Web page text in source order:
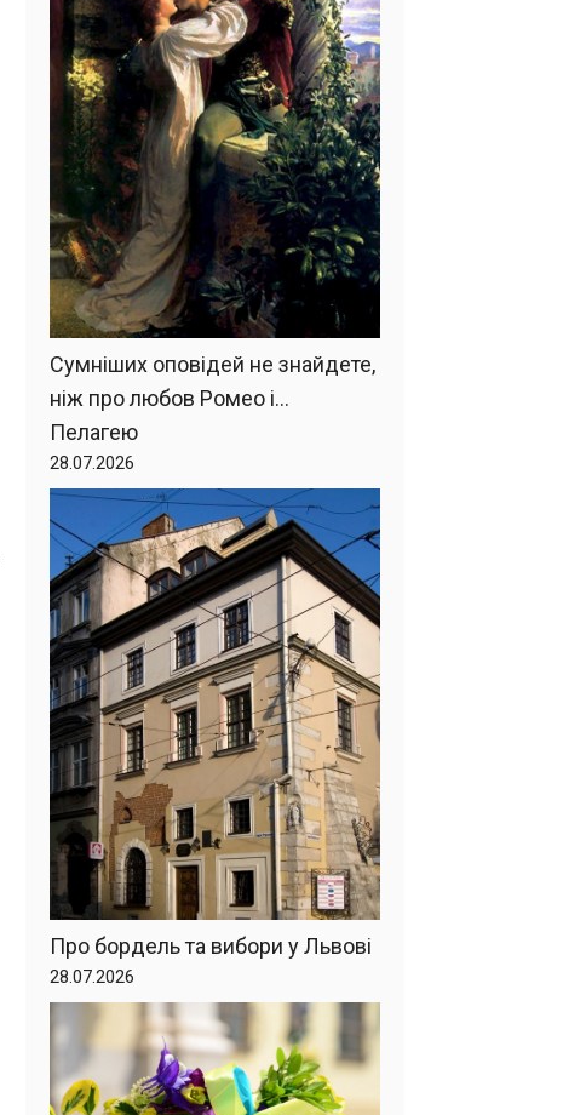
Сумніших оповідей не знайдете,
ніж про любов Ромео і…
Пелагею
28.07.2026
Про бордель та вибори у Львові
28.07.2026